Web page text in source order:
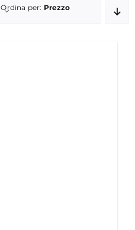
Ordina per: Prezzo